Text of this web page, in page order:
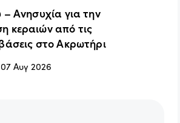
Ανησυχία για την
κεραιών από τις
στο Ακρωτήρι
07 Αυγ 2026